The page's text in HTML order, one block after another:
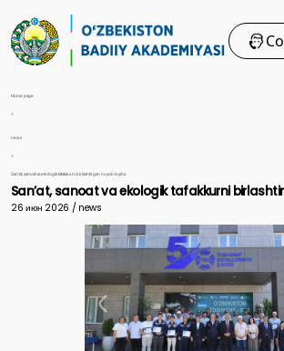
Home page
>
news
>
San’at, sanoat va ekologik tafakkurni birlashtirgan noyob loyiha
San’at, sanoat va ekologik tafakkurni
26 июн 2026 / news